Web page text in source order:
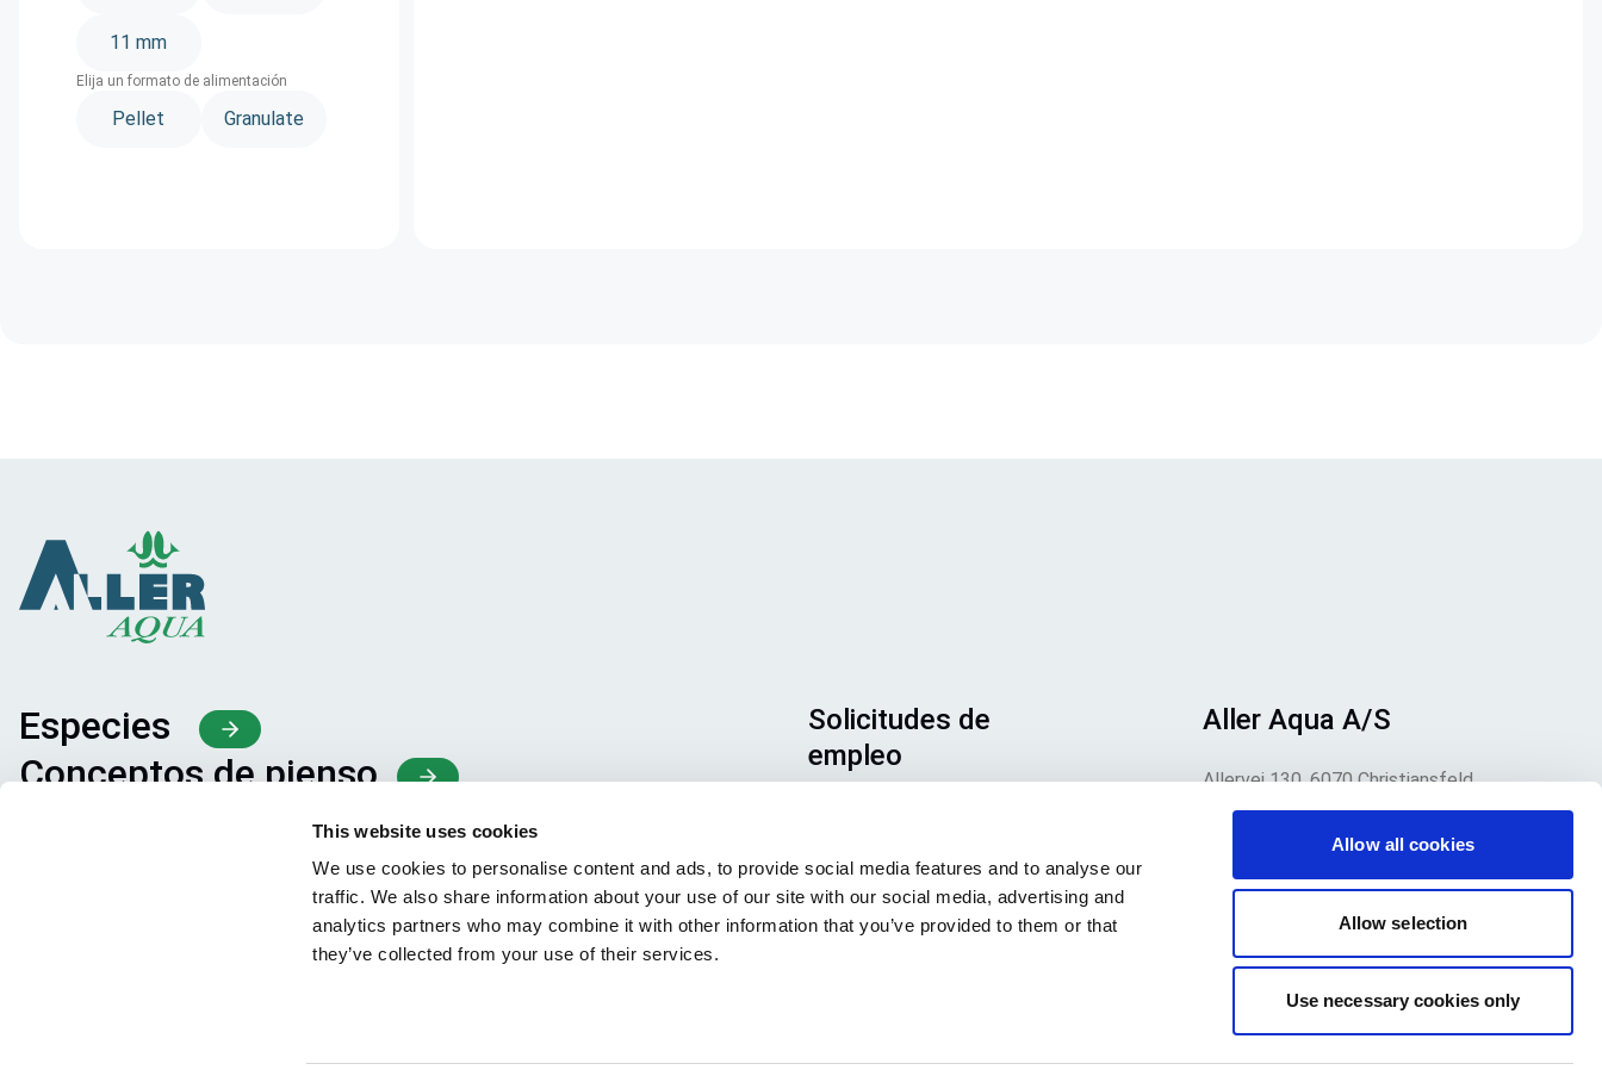
This website uses cookies
We use cookies to personalise content and ads, to provide social media features and to analyse our
traffic. We also share information about your use of our site with our social media, advertising and
analytics partners who may combine it with other information that you’ve provided to them or that
they’ve collected from your use of their services.
Allow all cookies
Allow selection
Use necessary cookies only
11 mm
Elija un formato de alimentación
Pellet Granulate
Especies
Conceptos de pienso
Intercambio de conocimientos
Solicitudes de
empleo
asegúrese de indicar claramente
en qué puesto está interesado.
Estaremos encantados de leerla.
Aller Aqua A/S
Allervej 130, 6070 Christiansfeld,
Dinamarca